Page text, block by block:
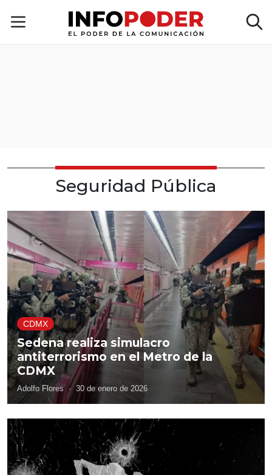
Seguridad Pública
CDMX
Sedena realiza simulacro
antiterrorismo en el Metro de la
CDMX
Adolfo Flores · 30 de enero de 2026